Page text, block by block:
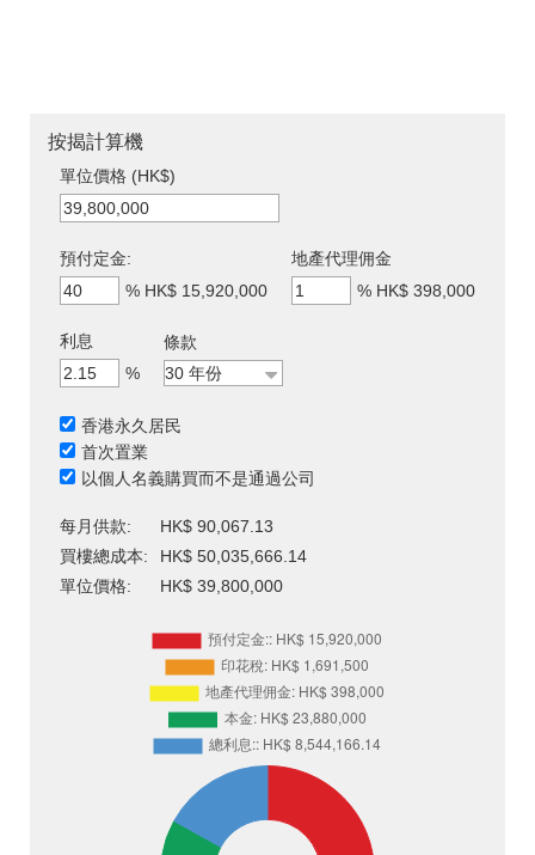
按揭計算機
單位價格 (HK$)
預付定金:
% HK$ 15,920,000
地產代理佣金
% HK$ 398,000
利息
%
條款
香港永久居民
首次置業
以個人名義購買而不是通過公司
每月供款:
HK$ 90,067.13
買樓總成本:
HK$ 50,035,666.14
單位價格:
HK$ 39,800,000